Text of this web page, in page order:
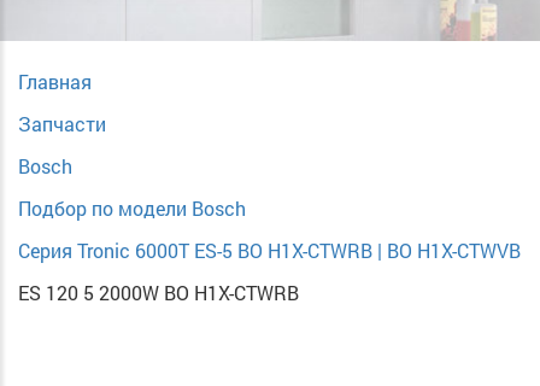
Главная
Запчасти
Bosch
Подбор по модели Bosch
Серия Tronic 6000T ES-5 BO H1X-CTWRB | BO H1X-CTWVB
ES 120 5 2000W BO H1X-CTWRB